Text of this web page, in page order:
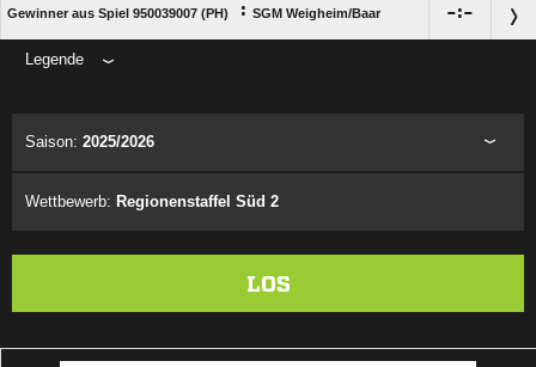
Gewinner aus Spiel 950039007 (PH) : SGM Weigheim/​Baar :
Legende
Saison: 2025/2026
Wettbewerb: Regionenstaffel Süd 2
LOS